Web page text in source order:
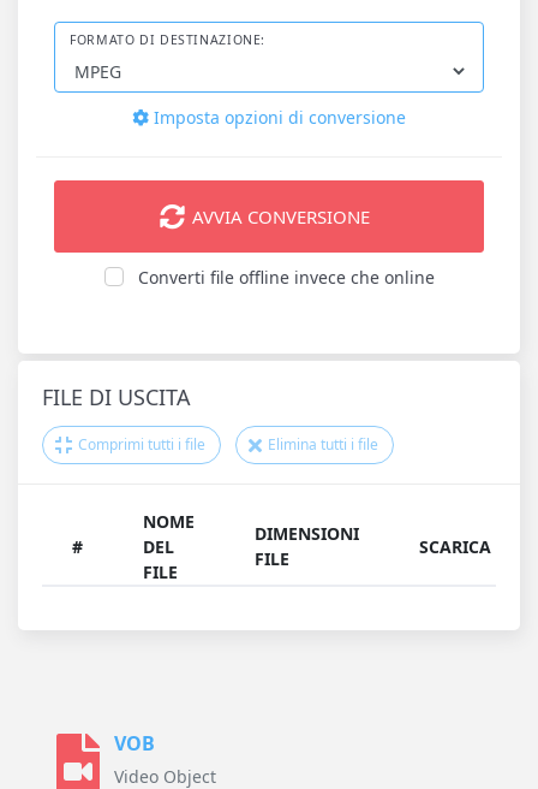
FORMATO DI DESTINAZIONE:
Imposta opzioni di conversione
AVVIA CONVERSIONE
Converti file offline invece che online
FILE DI USCITA
Comprimi tutti i file Elimina tutti i file
#
NOME
DEL
FILE
DIMENSIONI
FILE
SCARICA
VOB
Video Object